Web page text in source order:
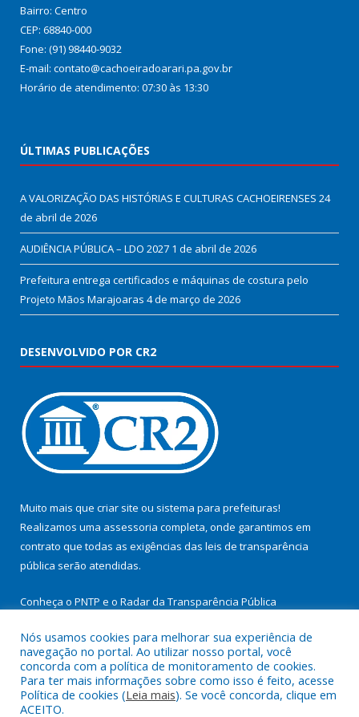
Bairro: Centro
CEP: 68840-000
Fone: (91) 98440-9032
E-mail: contato@cachoeiradoarari.pa.gov.br
Horário de atendimento: 07:30 às 13:30
ÚLTIMAS PUBLICAÇÕES
A VALORIZAÇÃO DAS HISTÓRIAS E CULTURAS CACHOEIRENSES 24
de abril de 2026
AUDIÊNCIA PÚBLICA – LDO 2027 1 de abril de 2026
Prefeitura entrega certificados e máquinas de costura pelo
Projeto Mãos Marajoaras 4 de março de 2026
DESENVOLVIDO POR CR2
Muito mais que criar site ou sistema para prefeituras!
Realizamos uma assessoria completa, onde garantimos em
contrato que todas as exigências das leis de transparência
pública serão atendidas.
Conheça o PNTP e o Radar da Transparência Pública
Todos os direitos reservados a Prefeitura Municipal de
Cachoeira do Arari.
Nós usamos cookies para melhorar sua experiência de
navegação no portal. Ao utilizar nosso portal, você
concorda com a política de monitoramento de cookies.
Para ter mais informações sobre como isso é feito, acesse
Política de cookies (Leia mais). Se você concorda, clique em
ACEITO.